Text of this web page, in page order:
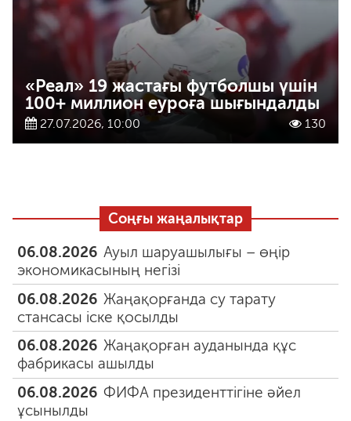
«Реал» 19 жастағы футболшы үшін
100+ миллион еуроға шығындалды
27.07.2026, 10:00 130
Соңғы жаңалықтар
06.08.2026 Ауыл шаруашылығы – өңір
экономикасының негізі
06.08.2026 Жаңақорғанда су тарату
стансасы іске қосылды
06.08.2026 Жаңақорған ауданында құс
фабрикасы ашылды
06.08.2026 ФИФА президенттігіне әйел
ұсынылды